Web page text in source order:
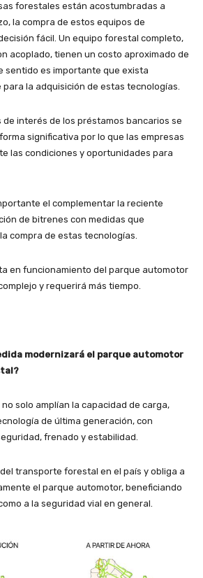
forestales están acostumbradas a
la compra de estos equipos de
fácil. Un equipo forestal completo,
acoplado, tienen un costo aproximado de
sentido es importante que exista
la adquisición de estas tecnologías.
interés de los préstamos bancarios se
significativa por lo que las empresas
las condiciones y oportunidades para
el complementar la reciente
de bitrenes con medidas que
compra de estas tecnologías.
en funcionamiento del parque automotor
y requerirá más tiempo.
modernizará el parque automotor
solo amplían la capacidad de carga,
de última generación, con
frenado y estabilidad.
transporte forestal en el país y obliga a
el parque automotor, beneficiando
a la seguridad vial en general.